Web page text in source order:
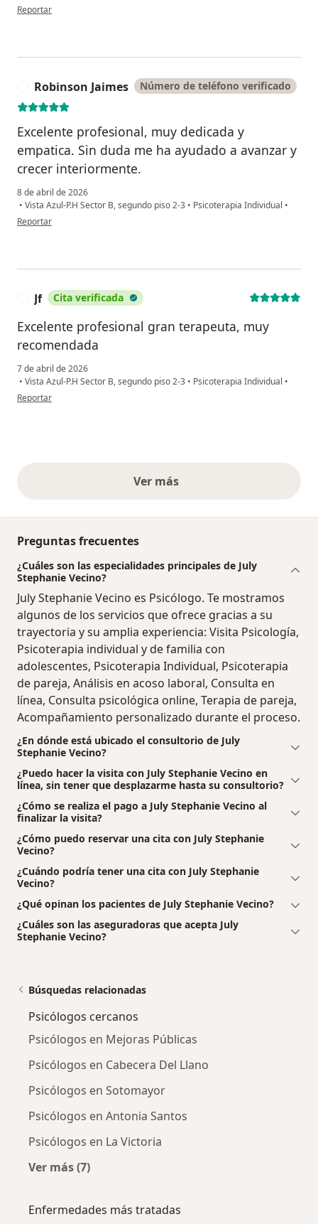
en opinión del usuario CS
Reportar
Robinson Jaimes Número de teléfono verificado
Excelente profesional, muy dedicada y
empatica. Sin duda me ha ayudado a avanzar y
crecer interiormente.
8 de abril de 2026
• Vista Azul-P.H Sector B, segundo piso 2-3 • Psicoterapia Individual •
en opinión del usuario Robinson Jaimes
Reportar
Jf Cita verificada
Excelente profesional gran terapeuta, muy
recomendada
7 de abril de 2026
• Vista Azul-P.H Sector B, segundo piso 2-3 • Psicoterapia Individual •
en opinión del usuario Jf
Reportar
Ver másopiniones anteriores
Preguntas frecuentes
¿Cuáles son las especialidades principales de July
Stephanie Vecino?
July Stephanie Vecino es Psicólogo. Te mostramos
algunos de los servicios que ofrece gracias a su
trayectoria y su amplia experiencia: Visita Psicología,
Psicoterapia individual y de familia con
adolescentes, Psicoterapia Individual, Psicoterapia
de pareja, Análisis en acoso laboral, Consulta en
línea, Consulta psicológica online, Terapia de pareja,
Acompañamiento personalizado durante el proceso.
¿En dónde está ubicado el consultorio de July
Stephanie Vecino?
¿Puedo hacer la visita con July Stephanie Vecino en
línea, sin tener que desplazarme hasta su consultorio?
¿Cómo se realiza el pago a July Stephanie Vecino al
finalizar la visita?
¿Cómo puedo reservar una cita con July Stephanie
Vecino?
¿Cuándo podría tener una cita con July Stephanie
Vecino?
¿Qué opinan los pacientes de July Stephanie Vecino?
¿Cuáles son las aseguradoras que acepta July
Stephanie Vecino?
Búsquedas relacionadas
Psicólogos cercanos
Psicólogos en Mejoras Públicas
Psicólogos en Cabecera Del Llano
Psicólogos en Sotomayor
Psicólogos en Antonia Santos
Psicólogos en La Victoria
Ver más (7)
Enfermedades más tratadas